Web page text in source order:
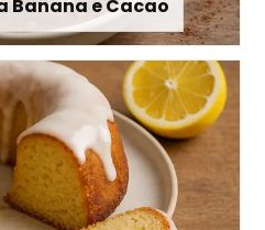
Banana e Cacao